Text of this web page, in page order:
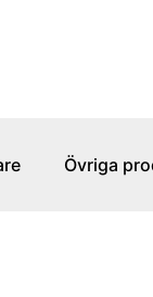
Övriga